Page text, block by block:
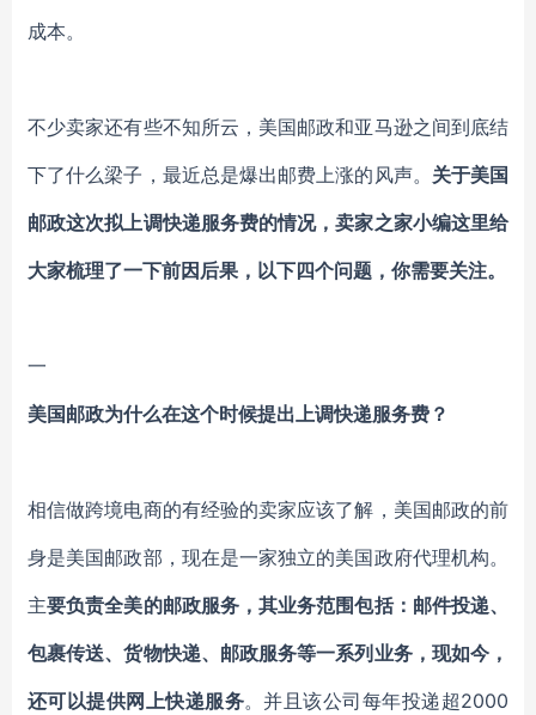
成本。
不少卖家还有些不知所云，美国邮政和亚马逊之间到底结
下了什么梁子，最近总是爆出邮费上涨的风声。 关于美国
邮政这次拟上调快递服务费的情况，卖家之家小编这里给
大家梳理了一下前因后果，以下四个问题，你需要关注。
一
美国邮政为什么在这个时候提出上调快递服务费？
相信做跨境电商的有经验的卖家应该了解，美国邮政的前
身是美国邮政部，现在是一家独立的美国政府代理机构。
主要负责全美的邮政服务，其业务范围包括：邮件投递、
包裹传送、货物快递、邮政服务等一系列业务，现如今，
还可以提供网上快递服务。并且该公司每年投递超2000